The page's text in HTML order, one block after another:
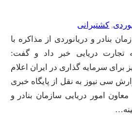
, کشتیرانی
بنادر و دریانوردی از مذاکره با
تجارت دریایی خبر داد و گفت:
برای سرمایه گذاری در ایران اعلام
سی نیوز به نقل از پایگاه خبری
معاون امور دریایی سازمان بنادر و